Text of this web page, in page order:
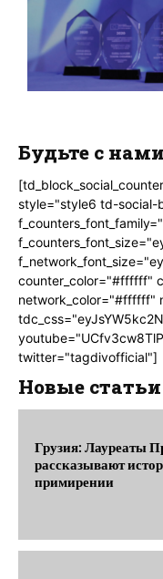
Будьте с
style="style6 td-social-
counter_color="#ffffff"
network_color="#ffffff"
twitter="tagdivofficial"]
Новые статьи
Грузия: Лауреаты
рассказывают
примирении